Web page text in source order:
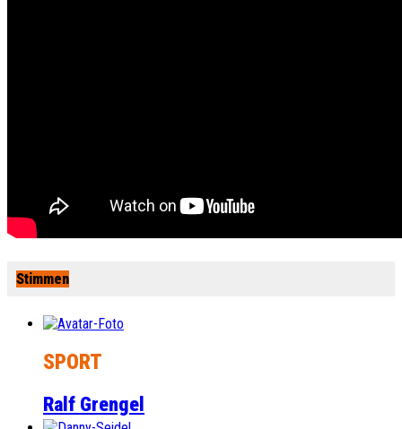
Stimmen
SPORT
Ralf Grengel